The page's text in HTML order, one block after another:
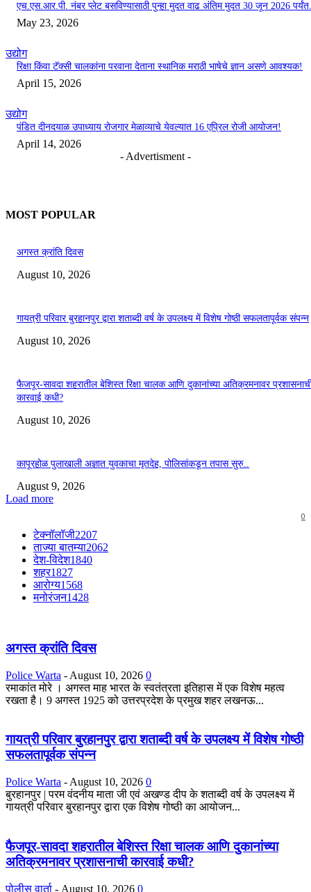
एच.एस.आर.पी. नंबर प्लेट बसविण्यासाठी पुन्हा मुदत वाढ अंतिम मुदत 30 जून 2026
May 23, 2026
उद्योग
रिक्षा किंवा टॅक्सी चालकांना परवाना देताना स्थानिक मराठी भाषेचे ज्ञान असणे आवश्यक!
April 15, 2026
उद्योग
पंडित दीनदयाळ उपाध्याय रोजगार मेळाव्याचे येवल्यात 16 एप्रिल रोजी आयोजन!
April 14, 2026
- Advertisment -
MOST POPULAR
अगस्त क्रांति दिवस
August 10, 2026
गायत्री परिवार बुरहानपुर द्वारा शताब्दी वर्ष के उपलक्ष्य में विशेष गोष्ठी सफलतापूर्वक संपन्न
August 10, 2026
फैजपूर-सावदा शहरातील बेशिस्त रिक्षा चालक आणि दुकानांच्या अतिक्रमनावर
कारवाई कधी?
August 10, 2026
कापूरहोळ पुलाखाली अज्ञात युवकाचा मृतदेह, पोलिसांकडून तपास सुरु..
August 9, 2026
Load more
0
टेक्नॉलॉजी2207
ताज्या बातम्या2062
देश-विदेश1840
शहर1827
आरोग्य1568
मनोरंजन1428
अगस्त क्रांति दिवस
Police Warta - August 10, 2026 0
रमाकांत मोरे । अगस्त माह भारत के स्वतंत्रता इतिहास में एक विशेष महत्व
रखता है। 9 अगस्त 1925 को उत्तरप्रदेश के प्रमुख शहर लखनऊ...
गायत्री परिवार बुरहानपुर द्वारा शताब्दी वर्ष के उपलक्ष्य में विशेष गोष्ठी
सफलतापूर्वक संपन्न
Police Warta - August 10, 2026 0
​बुरहानपुर | परम वंदनीय माता जी एवं अखण्ड दीप के शताब्दी वर्ष के उपलक्ष्य में
गायत्री परिवार बुरहानपुर द्वारा एक विशेष गोष्ठी का आयोजन...
फैजपूर-सावदा शहरातील बेशिस्त रिक्षा चालक आणि दुकानांच्या
अतिक्रमनावर प्रशासनाची कारवाई कधी?
पोलीस वार्ता - August 10, 2026 0